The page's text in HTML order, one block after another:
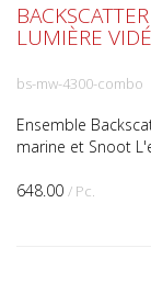
648.00 / Pc.
LUMIÈRE
bs-mw-4300-combo
Ensemble
marine et Snoot
Backscatter MW-
Lumen Ult...